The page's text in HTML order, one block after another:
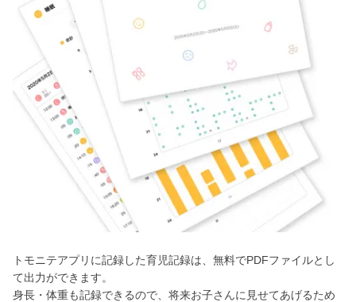
トモニテアプリに記録した育児記録は、無料でPDFファイルとし
て出力ができます。
身長・体重も記録できるので、将来お子さんに見せてあげるため